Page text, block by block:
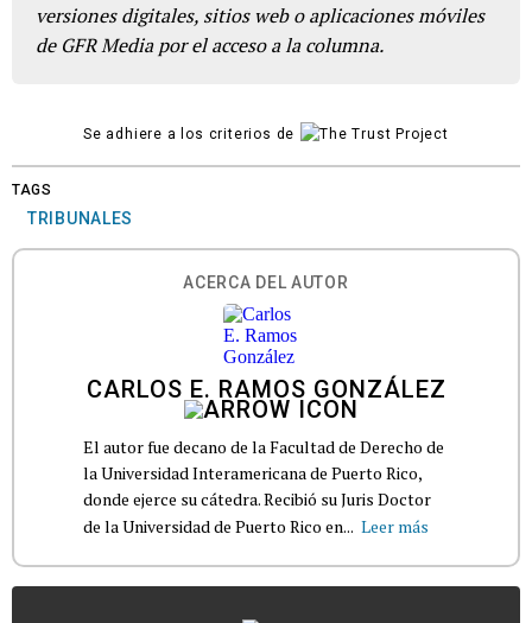
versiones digitales, sitios web o aplicaciones móviles
de GFR Media por el acceso a la columna.
Se adhiere a los criterios de
TAGS
TRIBUNALES
ACERCA DEL AUTOR
CARLOS E. RAMOS GONZÁLEZ
El autor fue decano de la Facultad de Derecho de
la Universidad Interamericana de Puerto Rico,
donde ejerce su cátedra. Recibió su Juris Doctor
de la Universidad de Puerto Rico en... Leer más